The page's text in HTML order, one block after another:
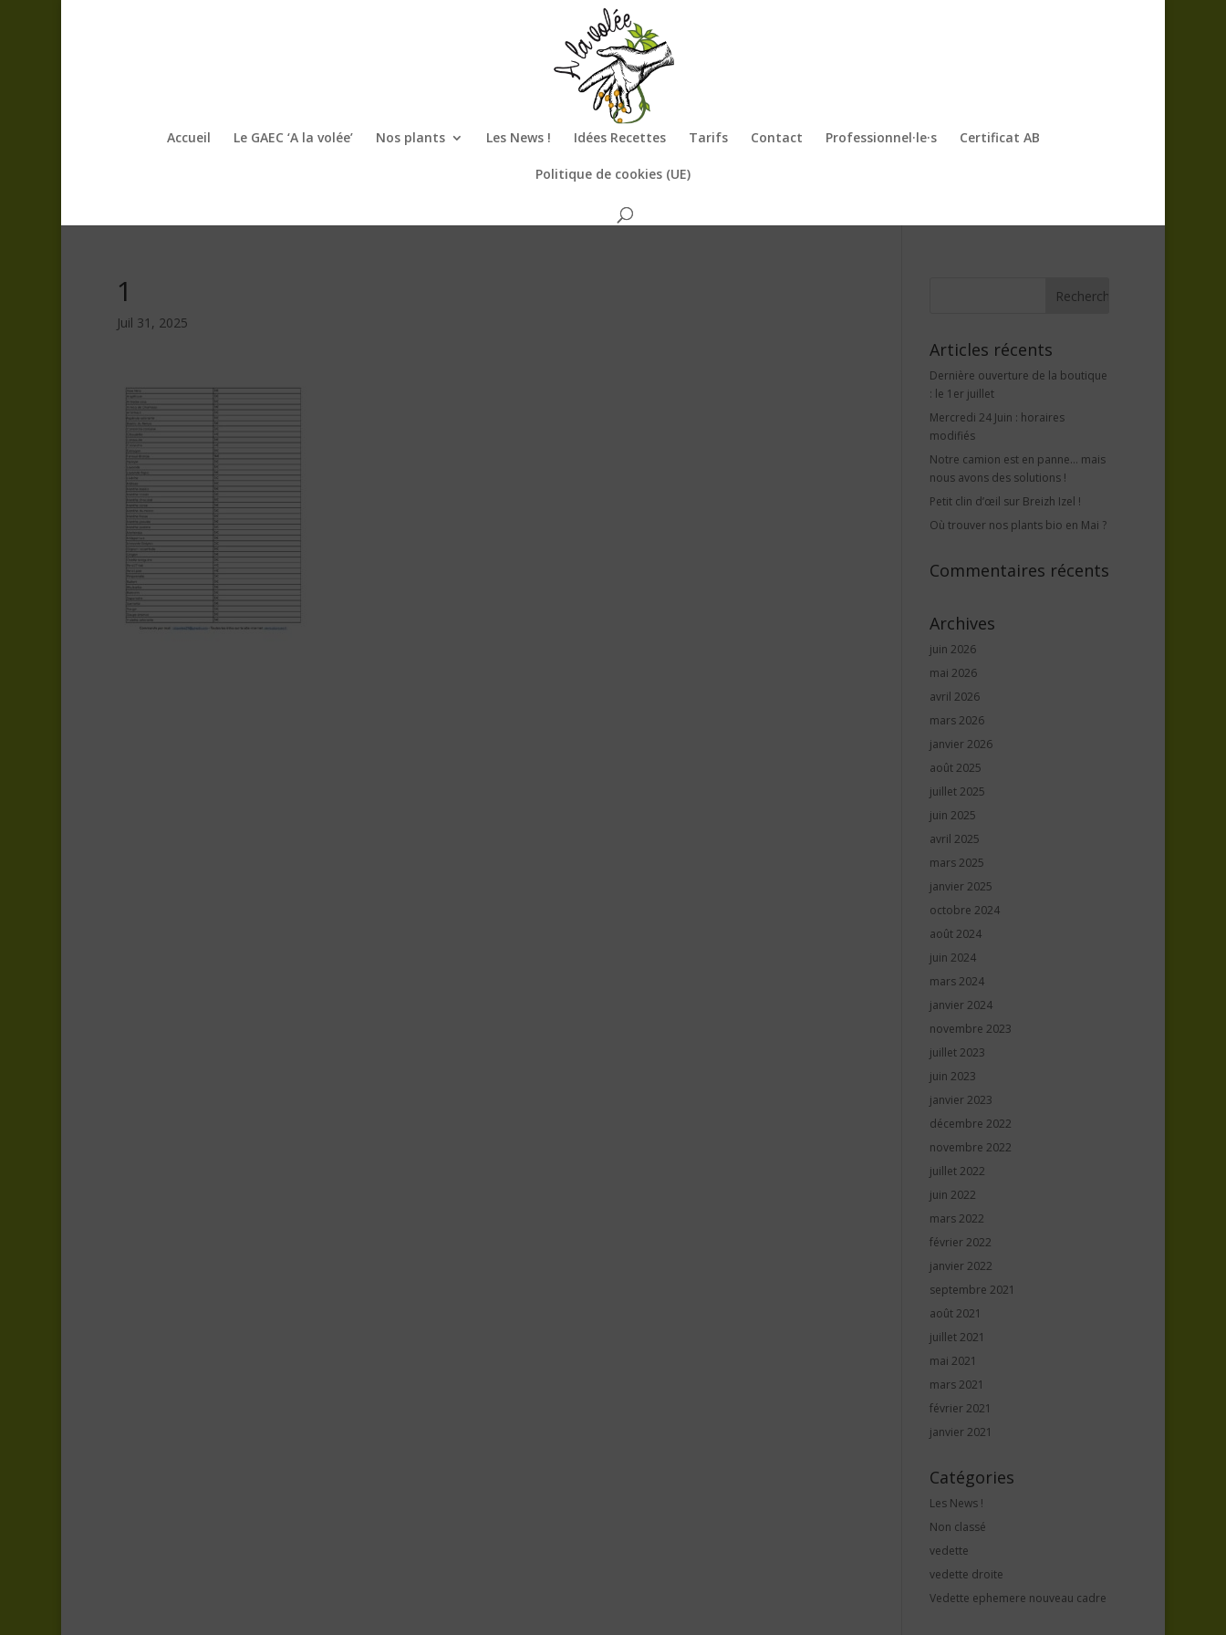
Accueil Le GAEC ‘A la volée’ Nos plants Les News ! Idées Recettes Tarifs Contact Professionnel·le·s Certificat AB
Politique de cookies (UE)
1
Juil 31, 2025
Articles récents
Dernière ouverture de la boutique
: le 1er juillet
Mercredi 24 Juin : horaires
modifiés
Notre camion est en panne… mais
nous avons des solutions !
Petit clin d’œil sur Breizh Izel !
Où trouver nos plants bio en Mai ?
Commentaires récents
Archives
juin 2026
mai 2026
avril 2026
mars 2026
janvier 2026
août 2025
juillet 2025
juin 2025
avril 2025
mars 2025
janvier 2025
octobre 2024
août 2024
juin 2024
mars 2024
janvier 2024
novembre 2023
juillet 2023
juin 2023
janvier 2023
décembre 2022
novembre 2022
juillet 2022
juin 2022
mars 2022
février 2022
janvier 2022
septembre 2021
août 2021
juillet 2021
mai 2021
mars 2021
février 2021
janvier 2021
Catégories
Les News !
Non classé
vedette
vedette droite
Vedette ephemere nouveau cadre